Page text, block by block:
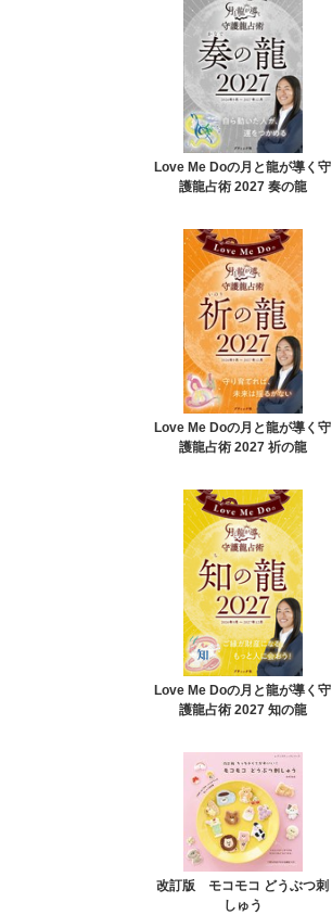
Love Me Doの月と龍が導く守
護龍占術 2027 奏の龍
Love Me Doの月と龍が導く守
護龍占術 2027 祈の龍
Love Me Doの月と龍が導く守
護龍占術 2027 知の龍
改訂版 モコモコ どうぶつ刺
しゅう